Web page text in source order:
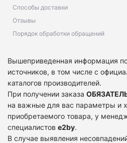
Способы доставки
Отзывы
Порядок обработки обращений
Вышеприведенная информация
источников, в том числе с
каталогов производителей.
При получении заказа
на важные для вас параметры и
приобретаемого товара, у
специалистов e2by.
В случае выявления